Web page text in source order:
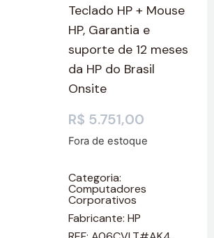
Teclado HP + Mouse
HP, Garantia e
suporte de 12 meses
da HP do Brasil
Onsite
R$ 5.751,00
Fora de estoque
Categoria:
Computadores
Corporativos
Fabricante:HP